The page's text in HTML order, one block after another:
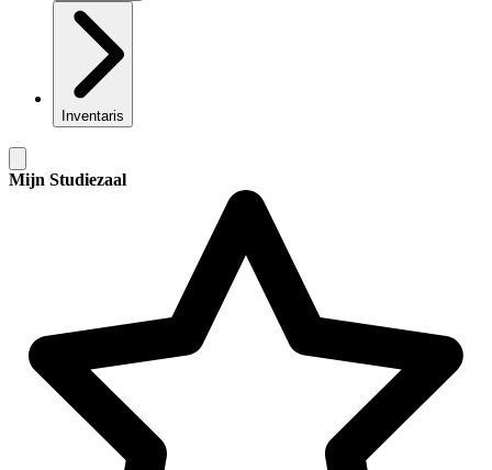
Inventaris
Mijn Studiezaal